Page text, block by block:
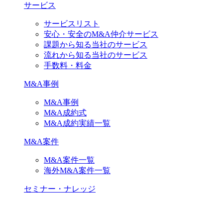
サービス
サービスリスト
安心・安全のM&A仲介サービス
課題から知る当社のサービス
流れから知る当社のサービス
手数料・料金
M&A事例
M&A事例
M&A成約式
M&A成約実績一覧
M&A案件
M&A案件一覧
海外M&A案件一覧
セミナー・ナレッジ